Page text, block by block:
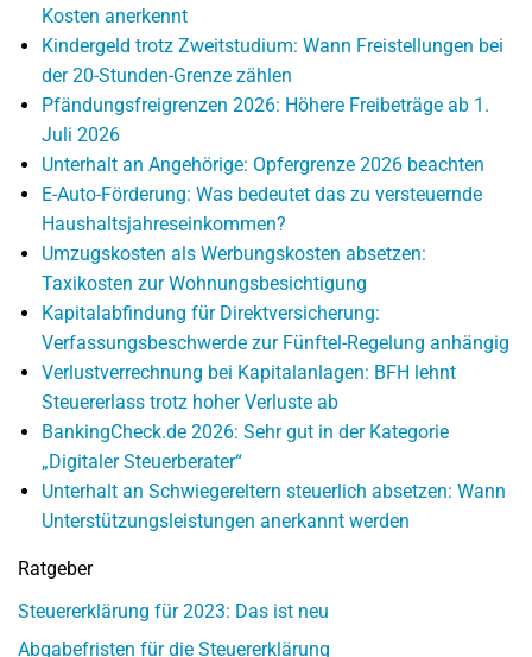
Kosten anerkennt
Kindergeld trotz Zweitstudium: Wann Freistellungen bei
der 20-Stunden-Grenze zählen
Pfändungsfreigrenzen 2026: Höhere Freibeträge ab 1.
Juli 2026
Unterhalt an Angehörige: Opfergrenze 2026 beachten
E-Auto-Förderung: Was bedeutet das zu versteuernde
Haushaltsjahreseinkommen?
Umzugskosten als Werbungskosten absetzen:
Taxikosten zur Wohnungsbesichtigung
Kapitalabfindung für Direktversicherung:
Verfassungsbeschwerde zur Fünftel-Regelung anhängig
Verlustverrechnung bei Kapitalanlagen: BFH lehnt
Steuererlass trotz hoher Verluste ab
BankingCheck.de 2026: Sehr gut in der Kategorie
„Digitaler Steuerberater“
Unterhalt an Schwiegereltern steuerlich absetzen: Wann
Unterstützungsleistungen anerkannt werden
Ratgeber
Steuererklärung für 2023: Das ist neu
Abgabefristen für die Steuererklärung